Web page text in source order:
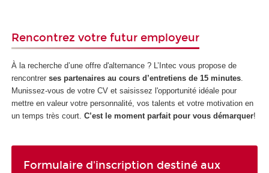
Rencontrez votre futur employeur
À la recherche d’une offre d'alternance ? L’Intec vous propose de
rencontrer ses partenaires au cours d’entretiens de 15 minutes
Munissez-vous de votre CV et saisissez l'opportunité idéale pour
mettre en valeur votre personnalité, vos talents et votre motivation en
un temps très court. C’est le moment parfait pour vous démarquer!
Formulaire d'inscription destiné aux